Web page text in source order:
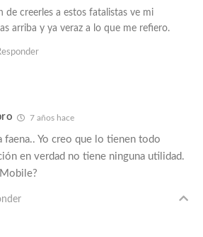
de creerles a estos fatalistas ve mi
arriba y ya veraz a lo que me refiero.
7 años hace
faena.. Yo creo que lo tienen todo
en verdad no tiene ninguna utilidad.